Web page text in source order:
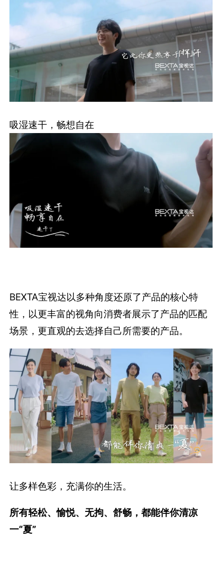
吸湿速干，畅想自在
BEXTA宝视达以多种角度还原了产品的核心特
性，以更丰富的视角向消费者展示了产品的匹配
场景，更直观的去选择自己所需要的产品。
让多样色彩，充满你的生活。
所有轻松、愉悦、无拘、舒畅，都能伴你清凉
一“夏”